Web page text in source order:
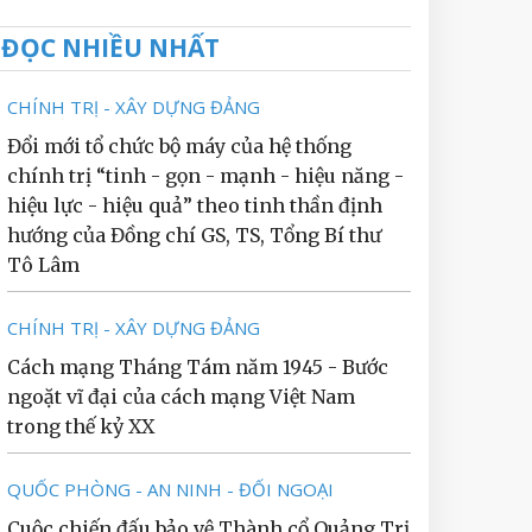
ĐỌC NHIỀU NHẤT
CHÍNH TRỊ - XÂY DỰNG ĐẢNG
Đổi mới tổ chức bộ máy của hệ thống
chính trị “tinh - gọn - mạnh - hiệu năng -
hiệu lực - hiệu quả” theo tinh thần định
hướng của Đồng chí GS, TS, Tổng Bí thư
Tô Lâm
CHÍNH TRỊ - XÂY DỰNG ĐẢNG
Cách mạng Tháng Tám năm 1945 - Bước
ngoặt vĩ đại của cách mạng Việt Nam
trong thế kỷ XX
QUỐC PHÒNG - AN NINH - ĐỐI NGOẠI